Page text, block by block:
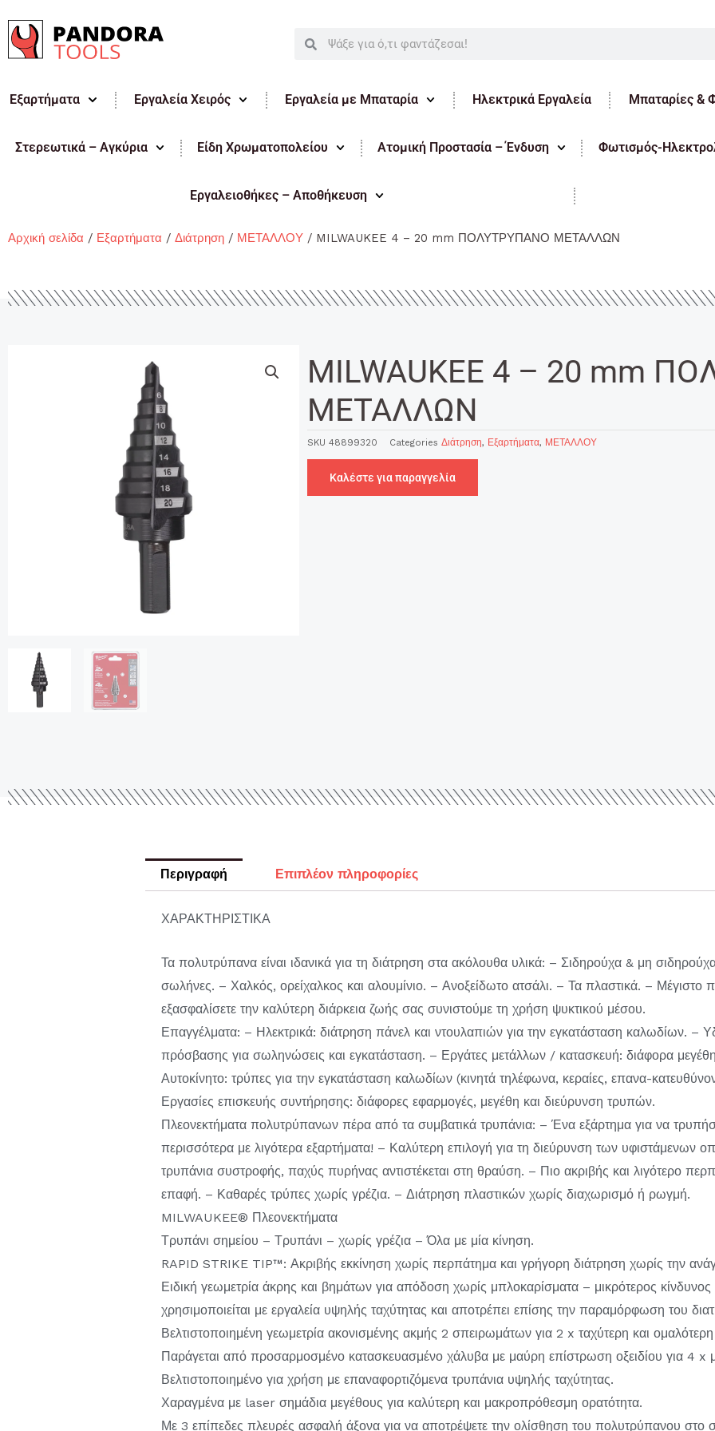
στο
περιεχόμενο
SearchSearch
Εξαρτήματα Εργαλεία Χειρός Εργαλεία με Μπαταρία Ηλεκτρικά Εργαλεία Μπαταρίες &
Στερεωτικά – Αγκύρια Είδη Χρωματοπολείου Ατομική Προστασία – Ένδυση Φωτισμός-
Εργαλειοθήκες – Αποθήκευση
Αρχική σελίδα / Εξαρτήματα / Διάτρηση / ΜΕΤΑΛΛΟΥ / MILWAUKEE 4 – 20 mm ΠΟΛΥΤΡΥΠΑΝΟ ΜΕΤΑΛΛΩΝ
MILWAUKEE 4 – 20 mm
ΜΕΤΑΛΛΩΝ
SKU 48899320 Categories Διάτρηση, Εξαρτήματα, ΜΕΤΑΛΛΟΥ
Καλέστε για παραγγελία
Περιγραφή Επιπλέον πληροφορίες
ΧΑΡΑΚΤΗΡΙΣΤΙΚΑ
Τα πολυτρύπανα είναι ιδανικά για τη διάτρηση στα ακόλουθα υλικά: – Σιδηρούχα & μη
σωλήνες. – Χαλκός, ορείχαλκος και αλουμίνιο. – Ανοξείδωτο ατσάλι. – Τα πλαστικά. –
εξασφαλίσετε την καλύτερη διάρκεια ζωής σας συνιστούμε τη χρήση ψυκτικού μέσου.
Επαγγέλματα: – Ηλεκτρικά: διάτρηση πάνελ και ντουλαπιών για την εγκατάσταση καλωδίων. –
πρόσβασης για σωληνώσεις και εγκατάσταση. – Εργάτες μετάλλων / κατασκευή: διάφορα
Αυτοκίνητο: τρύπες για την εγκατάσταση καλωδίων (κινητά τηλέφωνα, κεραίες, επανα-
Εργασίες επισκευής συντήρησης: διάφορες εφαρμογές, μεγέθη και διεύρυνση τρυπών.
Πλεονεκτήματα πολυτρύπανων πέρα από τα συμβατικά τρυπάνια: – Ένα εξάρτημα για να
περισσότερα με λιγότερα εξαρτήματα! – Καλύτερη επιλογή για τη διεύρυνση των υφιστάμενων
τρυπάνια συστροφής, παχύς πυρήνας αντιστέκεται στη θραύση. – Πιο ακριβής και λιγότερο
επαφή. – Καθαρές τρύπες χωρίς γρέζια. – Διάτρηση πλαστικών χωρίς διαχωρισμό ή ρωγμή.
MILWAUKEE® Πλεονεκτήματα
Τρυπάνι σημείου – Τρυπάνι – χωρίς γρέζια – Όλα με μία κίνηση.
RAPID STRIKE TIP™: Ακριβής εκκίνηση χωρίς περπάτημα και γρήγορη διάτρηση χωρίς την
Ειδική γεωμετρία άκρης και βημάτων για απόδοση χωρίς μπλοκαρίσματα – μικρότερος
χρησιμοποιείται με εργαλεία υψηλής ταχύτητας και αποτρέπει επίσης την παραμόρφωση του
Βελτιστοποιημένη γεωμετρία ακονισμένης ακμής 2 σπειρωμάτων για 2 x ταχύτερη και
Παράγεται από προσαρμοσμένο κατασκευασμένο χάλυβα με μαύρη επίστρωση οξειδίου για 4 x
Βελτιστοποιημένο για χρήση με επαναφορτιζόμενα τρυπάνια υψηλής ταχύτητας.
Χαραγμένα με laser σημάδια μεγέθους για καλύτερη και μακροπρόθεσμη ορατότητα.
Με 3 επίπεδες πλευρές ασφαλή άξονα για να αποτρέψετε την ολίσθηση του πολυτρύπανου στο